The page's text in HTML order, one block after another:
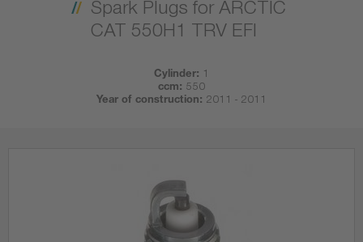
Spark Plugs for ARCTIC
CAT 550H1 TRV EFI
Cylinder: 1
ccm: 550
Year of construction: 2011 - 2011